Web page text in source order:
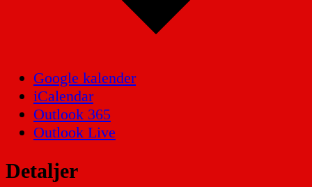
Google kalender
iCalendar
Outlook 365
Outlook Live
Detaljer